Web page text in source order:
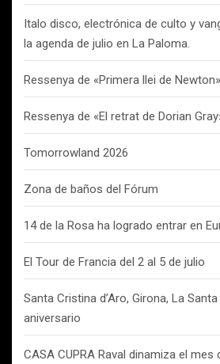
Italo disco, electrónica de culto y
la agenda de julio en La Paloma.
Ressenya de «Primera llei de
Ressenya de «El retrat de Dorian
Tomorrowland 2026
Zona de baños del Fórum
14 de la Rosa ha logrado entrar en
El Tour de Francia del 2 al 5 de julio
Santa Cristina d’Aro, Girona, La
aniversario
CASA CUPRA Raval dinamiza el